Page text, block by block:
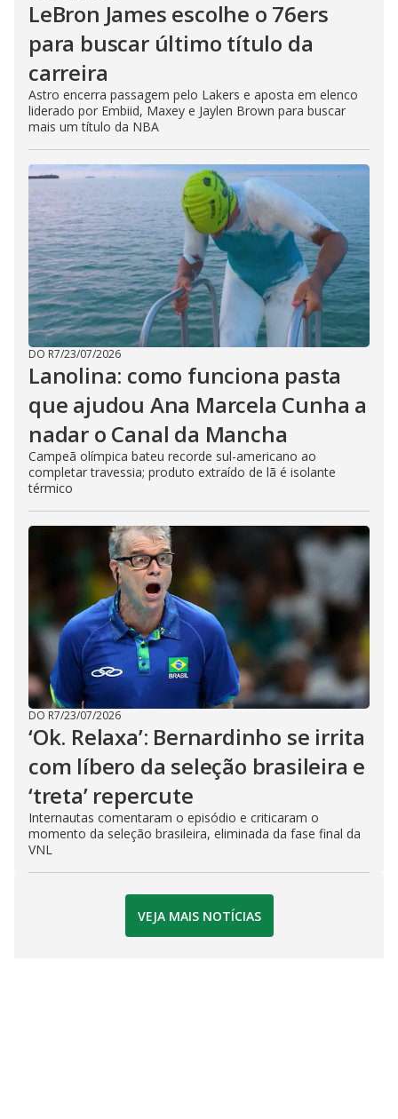
LeBron James escolhe o 76ers
para buscar último título da
carreira
Astro encerra passagem pelo Lakers e aposta em elenco
liderado por Embiid, Maxey e Jaylen Brown para buscar
mais um título da NBA
DO R7/23/07/2026
Lanolina: como funciona pasta
que ajudou Ana Marcela Cunha a
nadar o Canal da Mancha
Campeã olímpica bateu recorde sul-americano ao
completar travessia; produto extraído de lã é isolante
térmico
DO R7/23/07/2026
‘Ok. Relaxa’: Bernardinho se irrita
com líbero da seleção brasileira e
‘treta’ repercute
Internautas comentaram o episódio e criticaram o
momento da seleção brasileira, eliminada da fase final da
VNL
VEJA MAIS NOTÍCIAS